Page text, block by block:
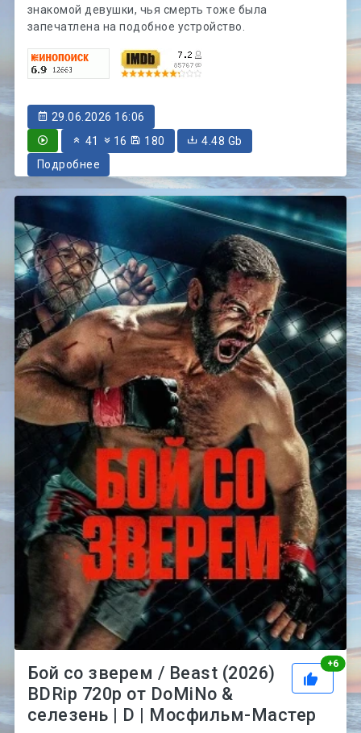
знакомой девушки, чья смерть тоже была
запечатлена на подобное устройство.
29.06.2026 16:06
41
16 180
4.48 Gb
Подробнее
+6
Бой со зверем / Beast (2026)
BDRip 720p от DoMiNo &
селезень | D | Мосфильм-Мастер